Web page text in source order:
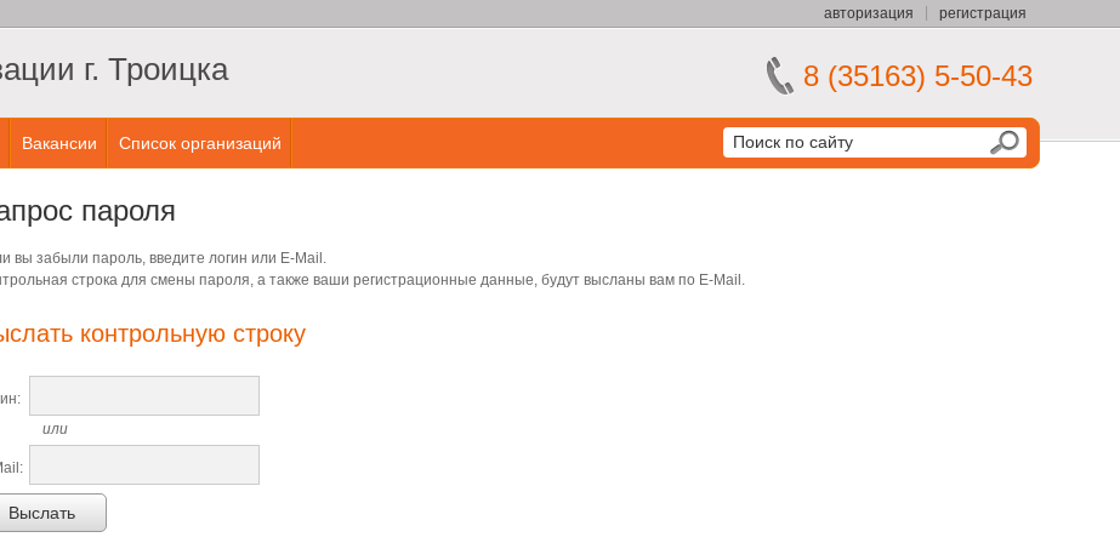
авторизация регистрация
г. Троицка 8 (35163) 5-50-43
Вакансии Список организаций
пароля
вы забыли пароль, введите логин или E-Mail.
строка для смены пароля, а также ваши регистрационные данные, будут высланы вам по E-Mail.
контрольную строку
или
Выслать